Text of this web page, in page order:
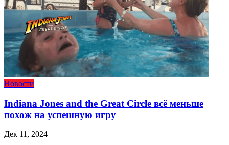
Новости
Indiana Jones and the Great Circle всё меньше
похож на успешную игру
Дек 11, 2024